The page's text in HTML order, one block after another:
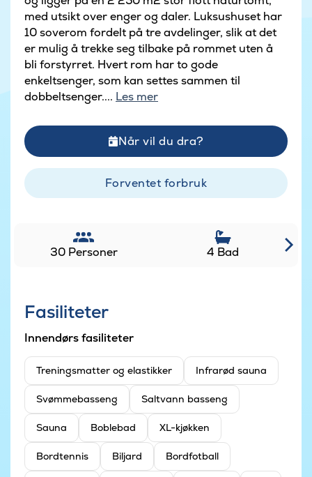
med utsikt over enger og daler. Luksushuset har
10 soverom fordelt på tre avdelinger, slik at det
er mulig å trekke seg tilbake på rommet uten å
bli forstyrret. Hvert rom har to gode
enkeltsenger, som kan settes sammen til
dobbeltsenger.... Les mer
Når vil du dra?
Forventet forbruk
30 Personer 4 Bad
Fasiliteter
Innendørs fasiliteter
Treningsmatter og elastikker Infrarød sauna
Svømmebasseng Saltvann basseng
Sauna Boblebad XL-kjøkken
Bordtennis Biljard Bordfotball